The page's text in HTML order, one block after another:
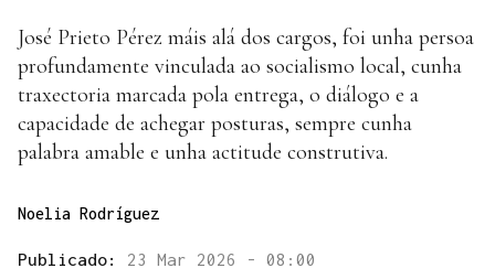
José Prieto Pérez máis alá dos cargos, foi unha persoa
profundamente vinculada ao socialismo local, cunha
traxectoria marcada pola entrega, o diálogo e a
capacidade de achegar posturas, sempre cunha
palabra amable e unha actitude construtiva.
Noelia Rodríguez
Publicado: 23 Mar 2026 - 08:00